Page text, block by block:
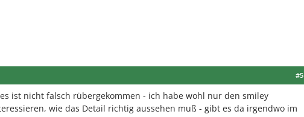
#5
ist nicht falsch rübergekommen - ich habe wohl nur den smiley
wie das Detail richtig aussehen muß - gibt es da irgendwo im